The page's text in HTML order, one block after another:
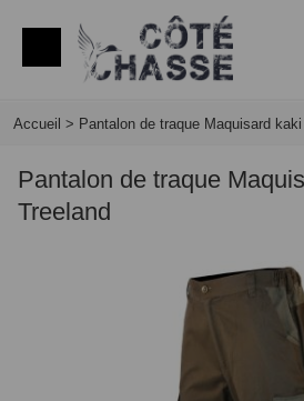
Accueil > Pantalon de traque Maquisard
Pantalon de traque
Treeland